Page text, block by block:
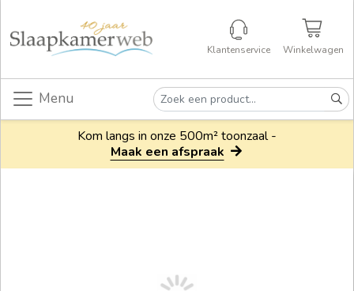
Klantenservice Winkelwagen
Menu
Kom langs in onze 500m² toonzaal -
Maak een afspraak